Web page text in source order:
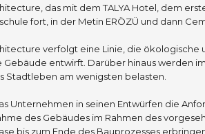
das mit dem TALYA Hotel, dem
fort, in der Metin ERÖZÜ und dann
verfolgt eine Linie, die
Gebäude entwirft. Darüber hinaus werden
Stadtleben am wenigsten belasten.
Unternehmen in seinen Entwürfen die
des Gebäudes im Rahmen des
bis zum Ende des Bauprozesses